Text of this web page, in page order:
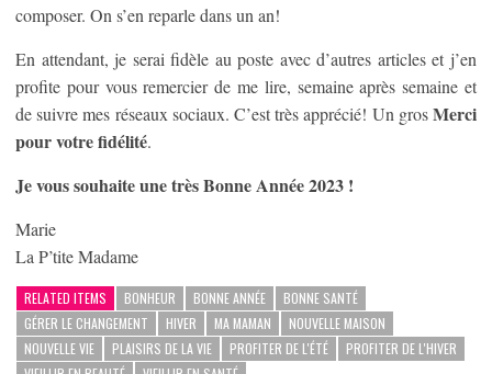
composer. On s’en reparle dans un an!
En attendant, je serai fidèle au poste avec d’autres articles et j’en
profite pour vous remercier de me lire, semaine après semaine et
de suivre mes réseaux sociaux. C’est très apprécié! Un grosMerci
pour votre fidélité.
Je vous souhaite une très Bonne Année 2023 !
Marie
La P’tite Madame
RELATED ITEMS BONHEUR BONNE ANNÉE
BONNE SANTÉ
GÉRER LE CHANGEMENT
HIVER MA MAMAN
NOUVELLE MAISON
NOUVELLE VIE
PLAISIRS DE LA VIE PROFITER DE L'ÉTÉ
PROFITER DE L'HIVER